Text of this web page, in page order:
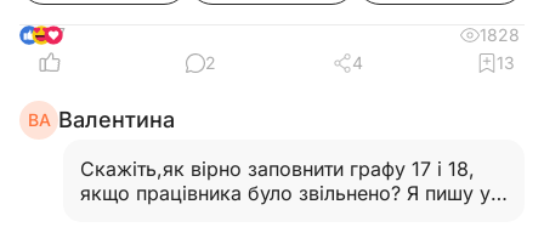
7
1828
2
4 13
ВА Валентина
Скажіть,як вірно заповнити графу 17 і 18,
якщо працівника було звільнено? Я пишу у